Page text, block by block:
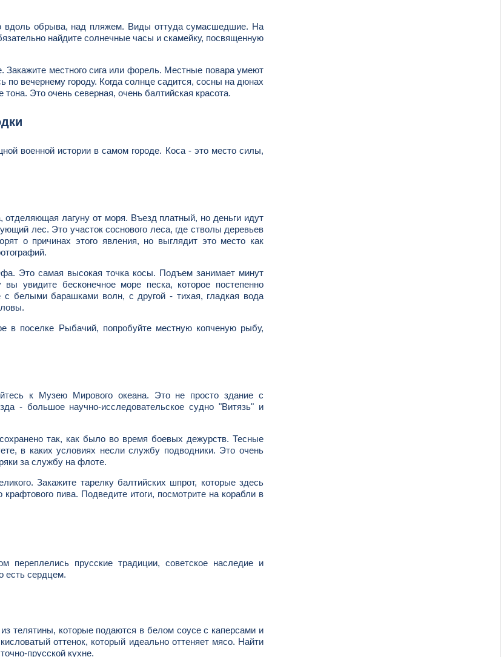
вдоль обрыва, над пляжем. Виды оттуда сумасшедшие. На
найдите солнечные часы и скамейку, посвященную
Закажите местного сига или форель. Местные повара умеют
по вечернему городу. Когда солнце садится, сосны на дюнах
Это очень северная, очень балтийская красота.
военной истории в самом городе. Коса - это место силы,
лагуну от моря. Въезд платный, но деньги идут
лес. Это участок соснового леса, где стволы деревьев
о причинах этого явления, но выглядит это место как
Это самая высокая точка косы. Подъем занимает минут
увидите бесконечное море песка, которое постепенно
белыми барашками волн, с другой - тихая, гладкая вода
в поселке Рыбачий, попробуйте местную копченую рыбу,
к Музею Мирового океана. Это не просто здание с
- большое научно-исследовательское судно "Витязь" и
так, как было во время боевых дежурств. Тесные
в каких условиях несли службу подводники. Это очень
за службу на флоте.
Закажите тарелку балтийских шпрот, которые здесь
пива. Подведите итоги, посмотрите на корабли в
прусские традиции, советское наследие и
есть сердцем.
телятины, которые подаются в белом соусе с каперсами и
оттенок, который идеально оттеняет мясо. Найти
прусской кухне.